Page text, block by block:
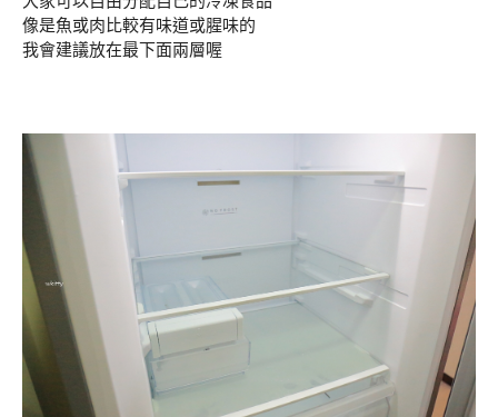
像是魚或肉比較有味道或腥味的
我會建議放在最下面兩層喔